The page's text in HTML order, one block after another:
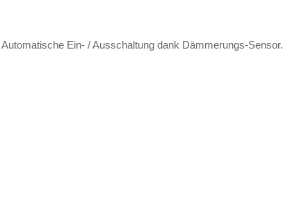
Ein- / Ausschaltung dank Dämmerungs-Sensor.